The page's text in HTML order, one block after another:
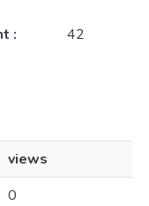
:
42
views
0